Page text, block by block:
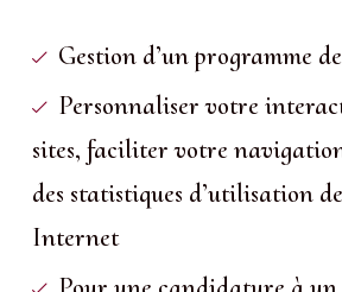
Gestion d’un programme
Personnaliser votre
sites, faciliter votre
des statistiques d’utilisation
Internet